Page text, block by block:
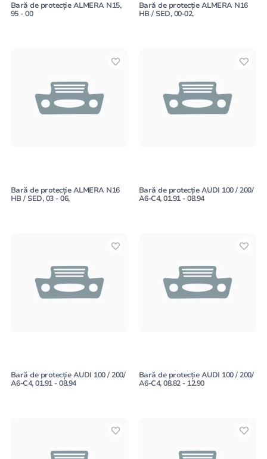
Bară de protecție ALMERA N15,
95 - 00
Bară de protecție ALMERA N16
HB / SED, 00-02,
Bară de protecție ALMERA N16
HB / SED, 03 - 06,
Bară de protecție AUDI 100 / 200/
A6-C4, 01.91 - 08.94
Bară de protecție AUDI 100 / 200/
A6-C4, 01.91 - 08.94
Bară de protecție AUDI 100 / 200/
A6-C4, 08.82 - 12.90